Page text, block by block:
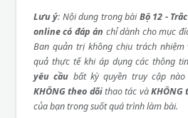
Lưu ý: Nội dung trong bàiBộ 12 -
online có đáp án chỉ dành cho mục
Ban quản trị không chịu trách
quả thực tế khi áp dụng các thông
yêu cầu bất kỳ quyền truy cập
KHÔNG theo dõithao tác và
của bạn trong suốt quá trình làm bài.